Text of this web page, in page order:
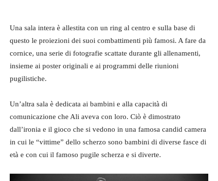
Una sala intera è allestita con un ring al centro e sulla base di
questo le proiezioni dei suoi combattimenti più famosi. A fare da
cornice, una serie di fotografie scattate durante gli allenamenti,
insieme ai poster originali e ai programmi delle riunioni
pugilistiche.
Un’altra sala è dedicata ai bambini e alla capacità di
comunicazione che Ali aveva con loro. Ciò è dimostrato
dall’ironia e il gioco che si vedono in una famosa candid camera
in cui le “vittime” dello scherzo sono bambini di diverse fasce di
età e con cui il famoso pugile scherza e si diverte.